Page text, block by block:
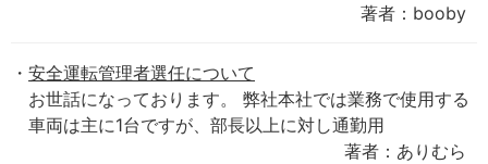
著者：booby
安全運転管理者選任について
お世話になっております。 弊社本社では業務で使用する
車両は主に1台ですが、部長以上に対し通勤用
著者：ありむら